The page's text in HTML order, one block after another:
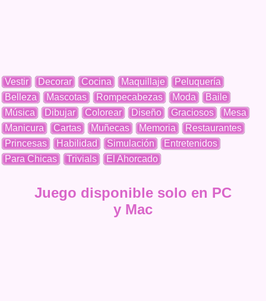
Vestir Decorar Cocina Maquillaje
Peluquería
Belleza
Mascotas Rompecabezas Moda
Baile
Música
Dibujar Colorear Diseño Graciosos
Mesa
Manicura
Cartas Muñecas Memoria
Restaurantes
Princesas
Habilidad Simulación
Entretenidos
Para Chicas
Trivials El Ahorcado
Juego disponible solo en PC
y Mac